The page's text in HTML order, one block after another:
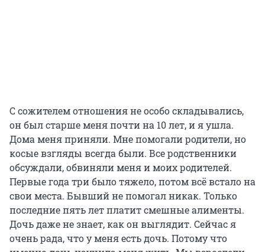
С сожителем отношения не особо складывались,
он был старше меня почти на 10 лет, и я ушла.
Дома меня приняли. Мне помогали родители, но
косые взгляды всегда были. Все родственники
обсуждали, обвиняли меня и моих родителей.
Первые года три было тяжело, потом всё встало на
свои места. Бывший не помогал никак. Только
последние пять лет платит смешные алименты.
Дочь даже не знает, как он выглядит. Сейчас я
очень рада, что у меня есть дочь. Потому что